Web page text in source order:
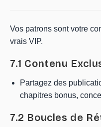
Vos patrons sont votre
vrais VIP.
7.1 Contenu
Partagez des
chapitres bonus,
7.2 Boucles de